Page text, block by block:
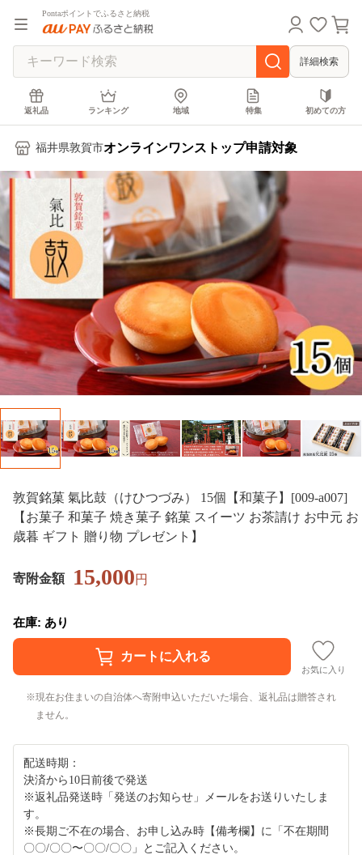
Pontaポイントでふるさと納税
詳細検索
返礼品 ランキング 地域 特集 初めての方
福井県敦賀市オンラインワンストップ申請対象
敦賀銘菓 氣比鼓（けひつづみ） 15個【和菓子】[009-a007]
【お菓子 和菓子 焼き菓子 銘菓 スイーツ お茶請け お中元 お
歳暮 ギフト 贈り物 プレゼント】
寄附金額 15,000円
在庫: あり
お気に入り
現在お住まいの自治体へ寄附申込いただいた場合、返礼品は贈答され
ません。
配送時期：
決済から10日前後で発送
※返礼品発送時「発送のお知らせ」メールをお送りいたしま
す。
※長期ご不在の場合、お申し込み時【備考欄】に「不在期間
〇〇/〇〇〜〇〇/〇〇」とご記入ください。